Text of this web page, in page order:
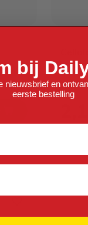
stuks
bij
nieuwsbrief en
eerste bestelling